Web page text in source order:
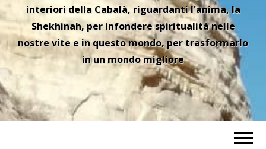
interiori della Cabalà, riguardanti l'anima, la
Shekhinah, per infondere spiritualità nelle
nostre vite e in questo mondo, per trasformarlo
in un mondo migliore